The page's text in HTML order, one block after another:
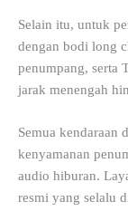
Selain itu, untuk
dengan bodi long
penumpang, serta
jarak menengah
Semua kendaraan
kenyamanan
audio hiburan.
resmi yang selalu